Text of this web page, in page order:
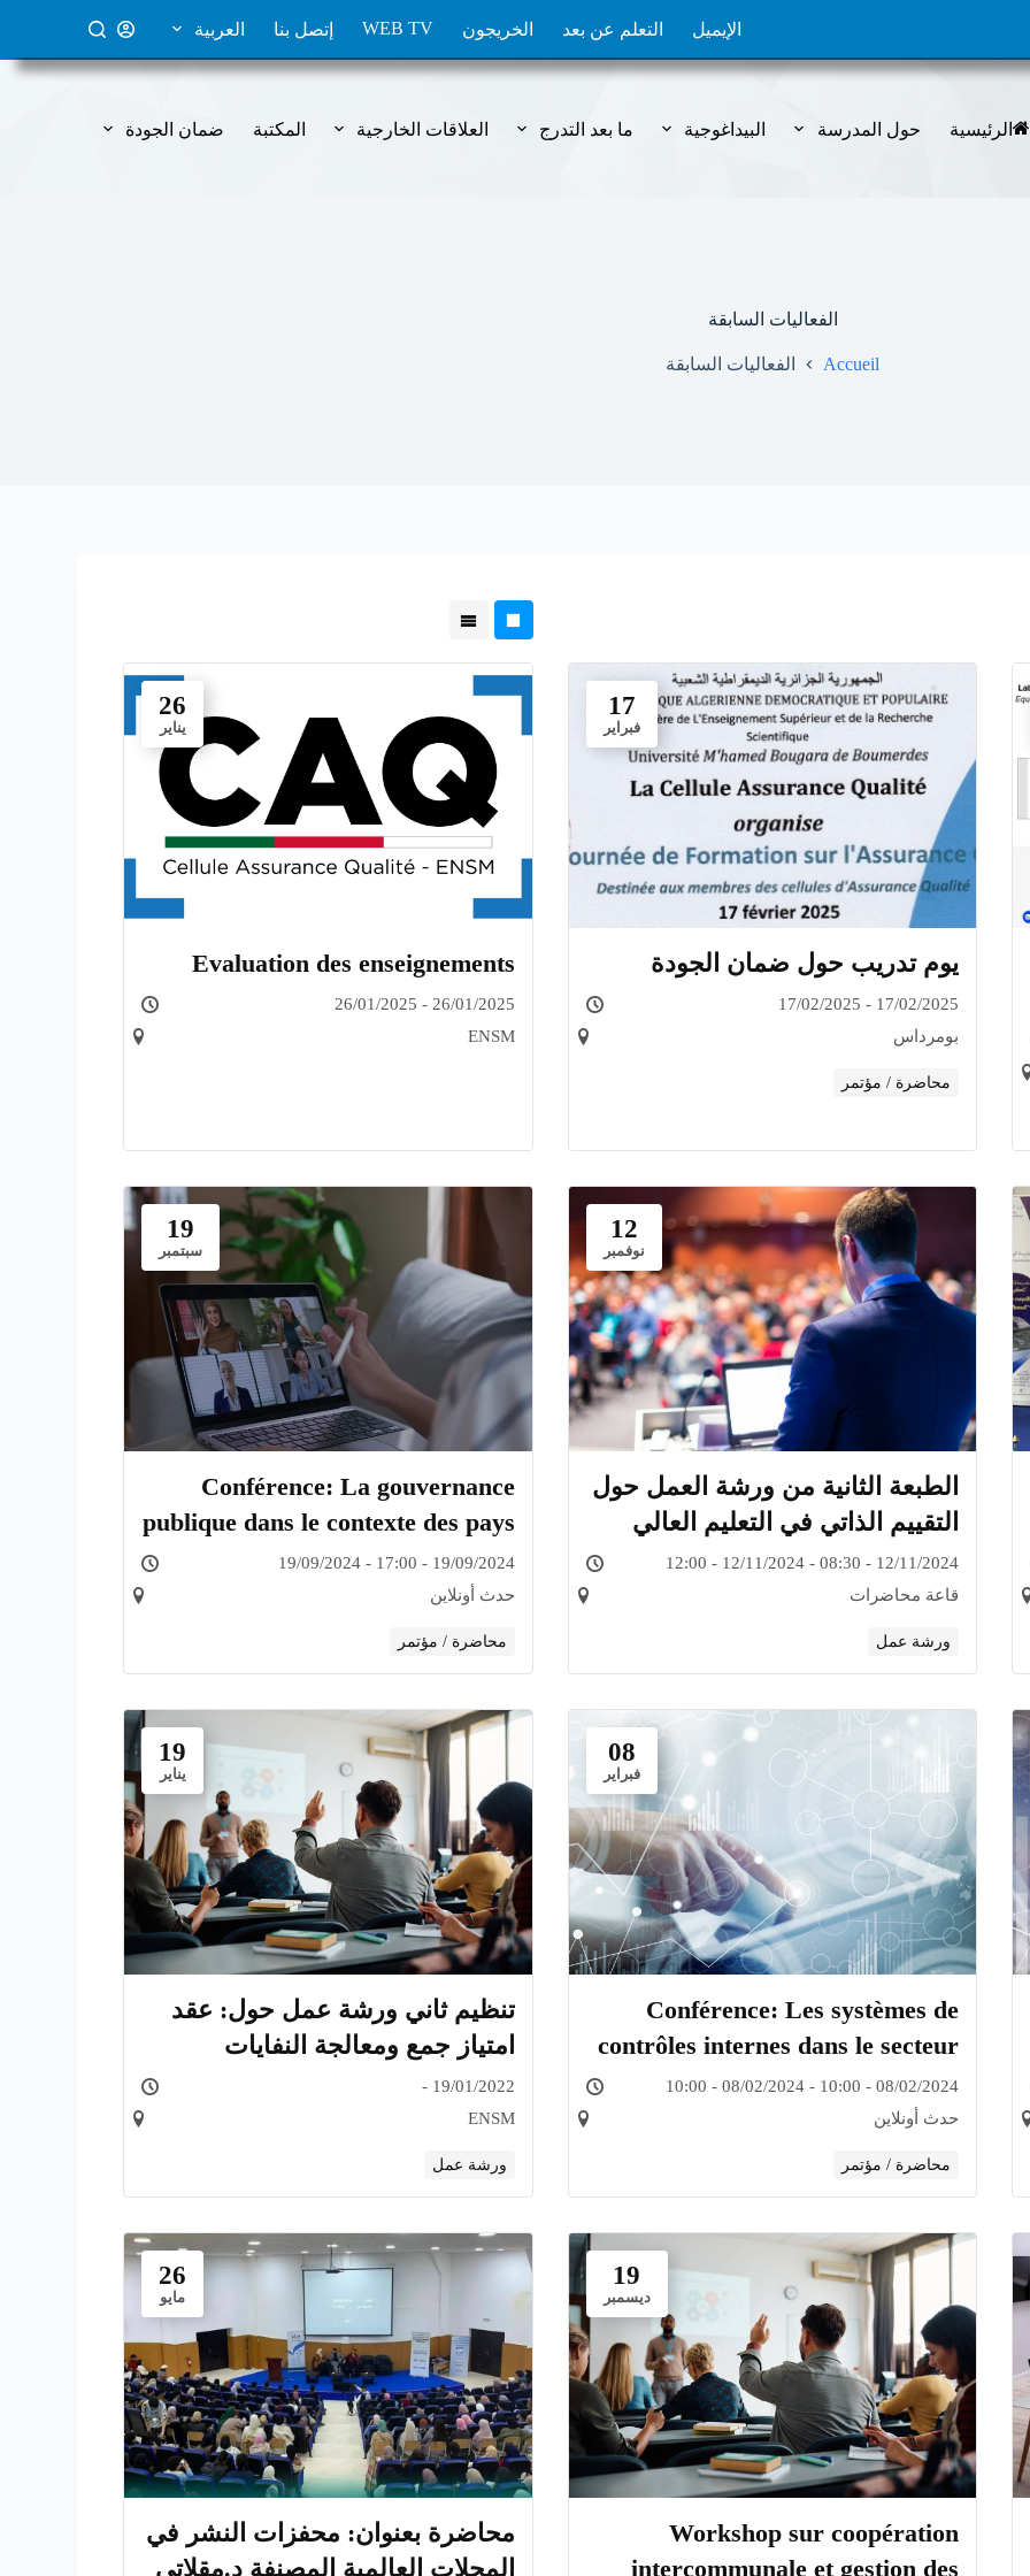
ت
الإيميل التعلم عن بعد الخريجون WEB TV إتصل بنا العربية
الرئيسية حول المدرسة البيداغوجية ما بعد التدرج العلاقات الخارجية المكتبة ضمان الجودة
الفعاليات السابقة
Accueil الفعاليات السابقة
17
فبراير
يوم تدريب حول ضمان الجودة
17/02/2025 - 17/02/2025
بومرداس
محاضرة / مؤتمر
26
يناير
Evaluation des enseignements
26/01/2025 - 26/01/2025
ENSM
12
نوفمبر
الطبعة الثانية من ورشة العمل حول
التقييم الذاتي في التعليم العالي
12/11/2024 - 08:30 - 12/11/2024 - 12:00
قاعة محاضرات
ورشة عمل
19
سبتمبر
Conférence: La gouvernance
publique dans le contexte des pays
en voie de développement
19/09/2024 - 17:00 - 19/09/2024
حدث أونلاين
محاضرة / مؤتمر
08
فبراير
Conférence: Les systèmes de
contrôles internes dans le secteur
bancaire
08/02/2024 - 10:00 - 08/02/2024 - 10:00
حدث أونلاين
محاضرة / مؤتمر
19
يناير
تنظيم ثاني ورشة عمل حول: عقد
امتياز جمع ومعالجة النفايات
المنزلية في الجزائر
19/01/2022 -
ENSM
ورشة عمل
19
ديسمبر
Workshop sur coopération
intercommunale et gestion des
26
مايو
محاضرة بعنوان: محفزات النشر في
المجلات العالمية المصنفة د.مقلاتي